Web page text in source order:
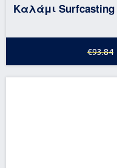
Καλάμι Surfcasting
€93.84